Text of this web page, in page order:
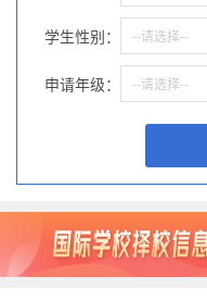
学生性别： --请选择--
申请年级： --请选择--